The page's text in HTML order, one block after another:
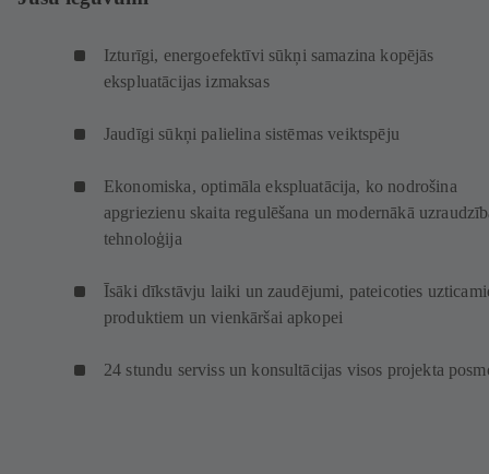
Izturīgi, energoefektīvi sūkņi samazina kopējās
ekspluatācijas izmaksas
Jaudīgi sūkņi palielina sistēmas veiktspēju
Ekonomiska, optimāla ekspluatācija, ko nodrošina
apgriezienu skaita regulēšana un modernākā
tehnoloģija
Īsāki dīkstāvju laiki un zaudējumi, pateicoties
produktiem un vienkāršai apkopei
24 stundu serviss un konsultācijas visos projekta